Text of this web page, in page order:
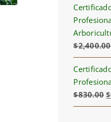
was:
$200.00.
is:
$2,400.00
$830.00 $